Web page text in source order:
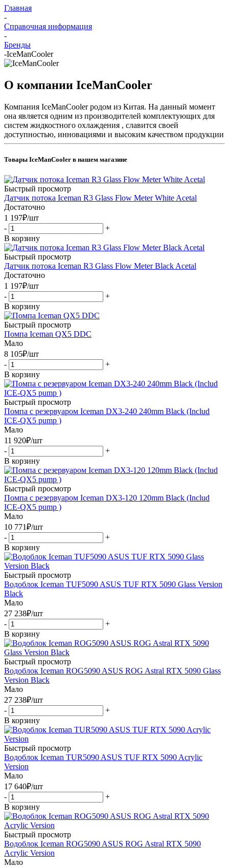
Главная
-
Справочная информация
-
Бренды
-IceManCooler
О компании IceManCooler
Компания IceManCooler родом из Китая. На данный момент
она является одним из производителей комплектующих для
систем жидкостного охлаждения , славится своей
доступностью, инновациями и высоким качеством продукции
Товары IceManCooler в нашем магазине
Быстрый просмотр
Датчик потока Iceman R3 Glass Flow Meter White Acetal
Достаточно
1 197₽/шт
-
+
В корзину
Быстрый просмотр
Датчик потока Iceman R3 Glass Flow Meter Black Acetal
Достаточно
1 197₽/шт
-
+
В корзину
Быстрый просмотр
Помпа Iceman QX5 DDC
Мало
8 105₽/шт
-
+
В корзину
Быстрый просмотр
Помпа с резервуаром Iceman DX3-240 240mm Black (Includ
ICE-QX5 pump )
Мало
11 920₽/шт
-
+
В корзину
Быстрый просмотр
Помпа с резервуаром Iceman DX3-120 120mm Black (Includ
ICE-QX5 pump )
Мало
10 771₽/шт
-
+
В корзину
Быстрый просмотр
Водоблок Iceman TUF5090 ASUS TUF RTX 5090 Glass Version
Black
Мало
27 238₽/шт
-
+
В корзину
Быстрый просмотр
Водоблок Iceman ROG5090 ASUS ROG Astral RTX 5090 Glass
Version Black
Мало
27 238₽/шт
-
+
В корзину
Быстрый просмотр
Водоблок Iceman TUR5090 ASUS TUF RTX 5090 Acrylic
Version
Мало
17 640₽/шт
-
+
В корзину
Быстрый просмотр
Водоблок Iceman ROG5090 ASUS ROG Astral RTX 5090
Acrylic Version
Мало